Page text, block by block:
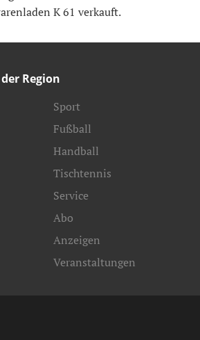
K 61 verkauft.
Region
Sport
Fußball
Handball
Tischtennis
Service
Abo
Anzeigen
Veranstaltungen